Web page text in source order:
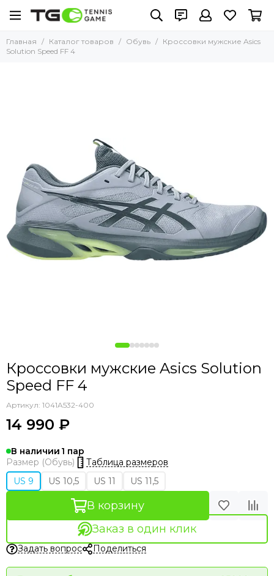
Главная Каталог товаров Обувь
Кроссовки мужские Asics
Solution Speed FF 4
Кроссовки мужские Asics Solution
Speed FF 4
Артикул: 1041A532-400
14 990 ₽
В наличии 1
Размер (Обувь)
Таблица размеров
US 9
US 10,5 US 11 US 11,5
В корзину
Заказ в один клик
Задать вопрос Поделиться